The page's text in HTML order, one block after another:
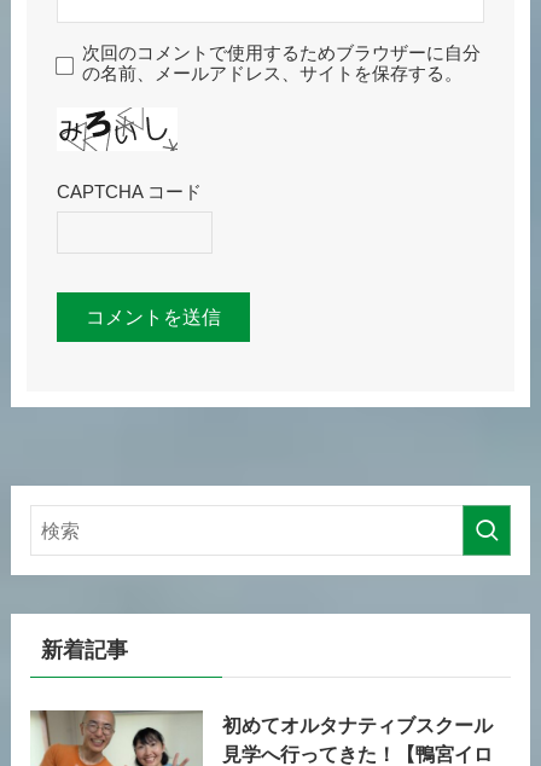
次回のコメントで使用するためブラウザーに自分
の名前、メールアドレス、サイトを保存する。
CAPTCHA コード
新着記事
初めてオルタナティブスクール
見学へ行ってきた！【鴨宮イロ